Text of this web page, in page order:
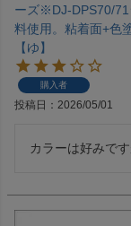
ーズ※DJ-DPS70/
料使用。粘着面+色
【ゆ】
購入者
投稿日 2026/05/01
カラーは好みで